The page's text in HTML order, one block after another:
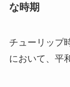
な時期
チューリップ
において、平